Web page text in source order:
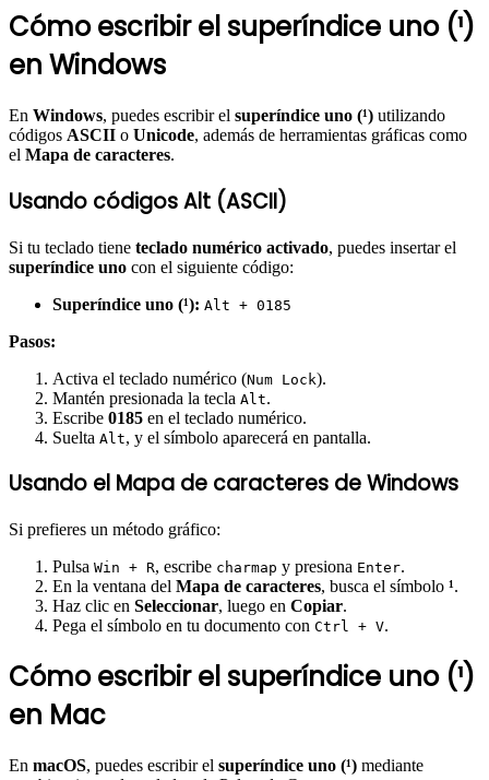
Cómo escribir el superíndice uno (¹)
en Windows
En Windows, puedes escribir el superíndice uno (¹) utilizando
códigos ASCII o Unicode, además de herramientas gráficas como
el Mapa de caracteres.
Usando códigos Alt (ASCII)
Si tu teclado tiene teclado numérico activado, puedes insertar el
superíndice uno con el siguiente código:
Superíndice uno (¹): Alt + 0185
Pasos:
Activa el teclado numérico (Num Lock).
Mantén presionada la tecla Alt.
Escribe 0185 en el teclado numérico.
Suelta Alt, y el símbolo aparecerá en pantalla.
Usando el Mapa de caracteres de Windows
Si prefieres un método gráfico:
Pulsa Win + R, escribe charmap y presiona Enter.
En la ventana del Mapa de caracteres, busca el símbolo ¹.
Haz clic en Seleccionar, luego en Copiar.
Pega el símbolo en tu documento con Ctrl + V.
Cómo escribir el superíndice uno (¹)
en Mac
En macOS, puedes escribir el superíndice uno (¹) mediante